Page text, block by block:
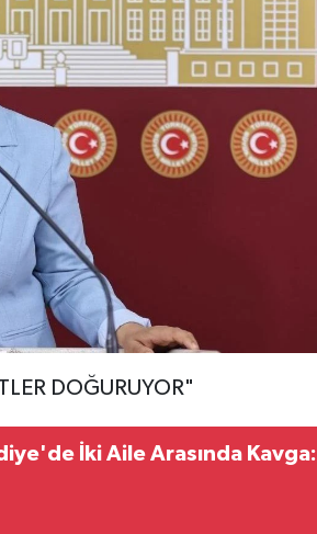
DOĞURUYOR"
İki Aile Arasında Kavga: